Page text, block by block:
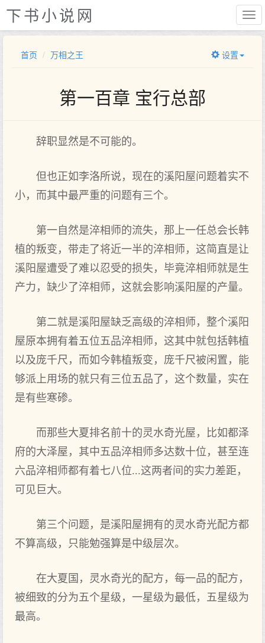
下书小说网
首页 万相之王 设置
第一百章 宝行总部
辞职显然是不可能的。
但也正如李洛所说，现在的溪阳屋问题着实不
小，而其中最严重的问题有三个。
第一自然是淬相师的流失，那上一任总会长韩
植的叛变，带走了将近一半的淬相师，这简直是让
溪阳屋遭受了难以忍受的损失，毕竟淬相师就是生
产力，缺少了淬相师，这就会影响溪阳屋的产量。
第二就是溪阳屋缺乏高级的淬相师，整个溪阳
屋原本拥有着五位五品淬相师，这其中就包括韩植
以及庞千尺，而如今韩植叛变，庞千尺被闲置，能
够派上用场的就只有三位五品了，这个数量，实在
是有些寒碜。
而那些大夏排名前十的灵水奇光屋，比如都泽
府的大泽屋，其中五品淬相师多达数十位，甚至连
六品淬相师都有着七八位...这两者间的实力差距，
可见巨大。
第三个问题，是溪阳屋拥有的灵水奇光配方都
不算高级，只能勉强算是中级层次。
在大夏国，灵水奇光的配方，每一品的配方，
被细致的分为五个星级，一星级为最低，五星级为
最高。